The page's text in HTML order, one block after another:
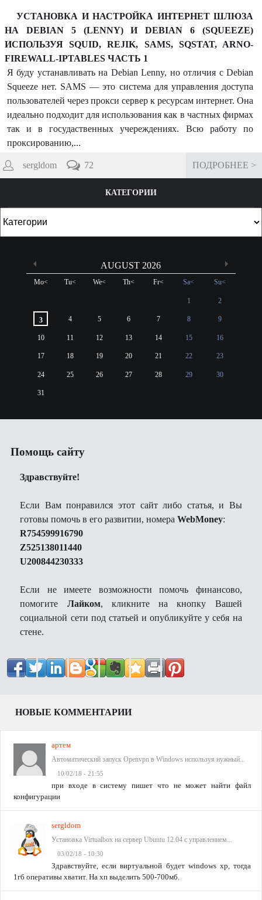
УСТАНОВКА И НАСТРОЙКА ИНТЕРНЕТ ШЛЮЗА
НА DEBIAN 5 (LENNY) И DEBIAN 6 (SQUEEZE)
ИСПОЛЬЗУЯ SQUID, REJIK, SAMS, SQSTAT, ARNO-
FIREWALL-IPTABLES ЧАСТЬ 1
Я буду устанавливать на Debian Lenny, но отличия с Debian
Squeeze нет. SAMS — это система для управления доступа
пользователей через прокси сервер к ресурсам интернет. Она
идеально подходит для использования как в частных фирмах
так и в госудаственных учереждениях. Всю работу по
проксированию,...
sergldom ПОДРОБНЕЕ >
72
КАТЕГОРИИ
Mo< Tu< We< Th< Fr< Sa< Su<
1 2
3 4 5 6 7 8 9
10 11 12 13 14 15 16
17 18 19 20 21 22 23
24 25 26 27 28 29 30
31
AUGUST 2026
Помощь сайту
Здравствуйте!
Если Вам понравился этот сайт либо статья, и Вы
готовы помочь в его развитии, номераWebMoney:
R754599916790
Z525138011440
U200844230333
Если не имеете возможности помочь финансово,
помогите Лайком, кликните на кнопку Вашей
социальной сети под статьей и опубликуйте у себя на
стене.
НОВЫЕ КОММЕНТАРИИ
артем
Автоматический запуск Openvpn в Windows используя нужный...
10/02/18 - 21:55
при входе в систему пишет что не может найти файл
конфигурации
sergldom
Установка Virtualbox на сервер Ubuntu 12.04 с управлением...
03/02/18 - 10:30
Здравствуйте, если виртуальной будет windows xp, тогда
1гб оперативы хватит. На хп выделить 500-700мб.